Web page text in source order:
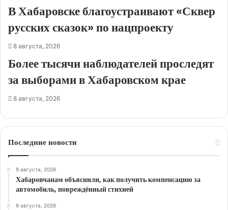
В Хабаровске благоустраивают «Сквер
русских сказок» по нацпроекту
8 августа, 2026
Более тысячи наблюдателей проследят
за выборами в Хабаровском крае
8 августа, 2026
Последние новости
9 августа, 2026
Хабаровчанам объяснили, как получить компенсацию за
автомобиль, повреждённый стихией
9 августа, 2026